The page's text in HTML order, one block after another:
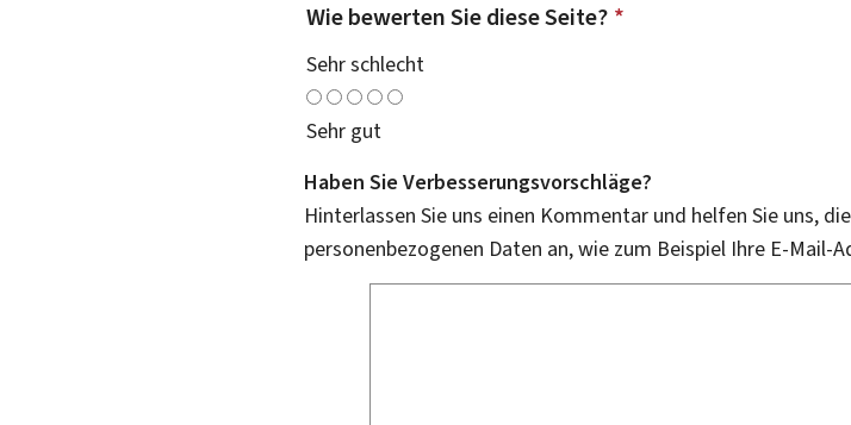
Wie bewerten Sie diese Seite? *
Sehr schlecht
Sehr gut
Haben Sie Verbesserungsvorschläge?
Hinterlassen Sie uns einen Kommentar und helfen Sie uns,
personenbezogenen Daten an, wie zum Beispiel Ihre E-Mail-